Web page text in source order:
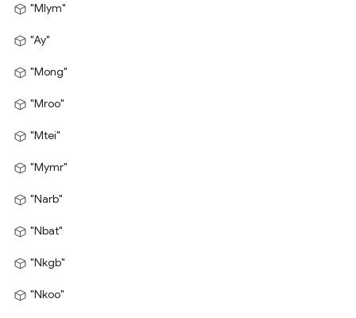
"Mlym"
"Ay"
"Mong"
"Mroo"
"Mtei"
"Mymr"
"Narb"
"Nbat"
"Nkgb"
"Nkoo"